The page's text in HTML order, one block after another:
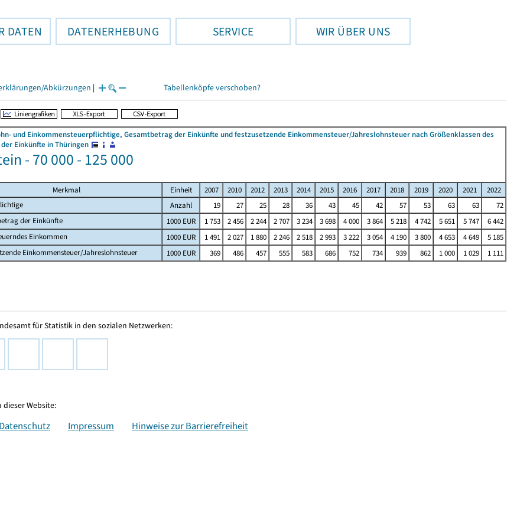
DATEN DATENERHEBUNG SERVICE WIR ÜBER UNS
Abkürzungen | Tabellenköpfe verschoben?
und Einkommensteuerpflichtige, Gesamtbetrag der Einkünfte und festzusetzende Einkommensteuer/Jahreslohnsteuer nach Größenklassen des
Einkünfte in Thüringen
- 70 000 - 125 000
Merkmal Einheit 2007 2010 2012 2013 2014 2015 2016 2017 2018 2019 2020 2021
2022
Anzahl 19 27 25 28 36 43 45 42 57 53 63 63
72
der Einkünfte
1000 EUR 1 753 2 456 2 244 2 707 3 234 3 698 4 000 3 864 5 218 4 742 5 651 5 747
6 442
Einkommen
1000 EUR 1 491 2 027 1 880 2 246 2 518 2 993 3 222 3 054 4 190 3 800 4 653 4 649
5 185
Einkommensteuer/Jahreslohnsteuer
1000 EUR 369 486 457 555 583 686 752 734 939 862 1 000 1 029 1 111
für Statistik in den sozialen Netzwerken:
Website:
Datenschutz Impressum Hinweise zur Barrierefreiheit